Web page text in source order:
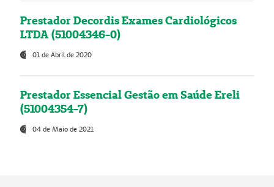
Prestador Decordis Exames Cardiológicos
LTDA (51004346-0)
01 de Abril de 2020
Prestador Essencial Gestão em Saúde Ereli
(51004354-7)
04 de Maio de 2021